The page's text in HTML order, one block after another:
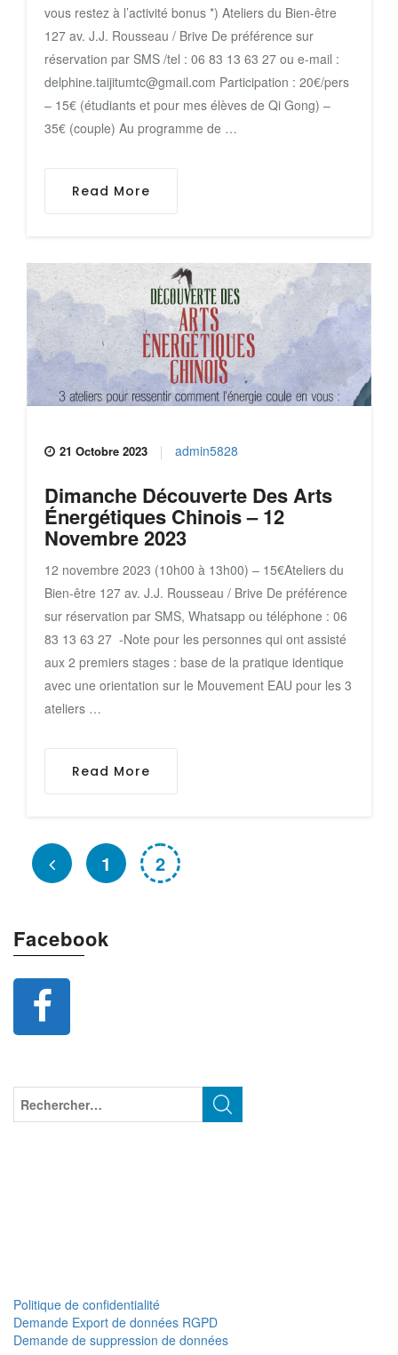
vous restez à l’activité bonus *) Ateliers du Bien-être
127 av. J.J. Rousseau / Brive De préférence sur
réservation par SMS /tel : 06 83 13 63 27 ou e-mail :
delphine.taijitumtc@gmail.com Participation : 20€/pers
– 15€ (étudiants et pour mes élèves de Qi Gong) –
35€ (couple) Au programme de …
Read More
21 Octobre 2023 admin5828
Dimanche Découverte Des Arts
Énergétiques Chinois – 12
Novembre 2023
12 novembre 2023 (10h00 à 13h00) – 15€Ateliers du
Bien-être 127 av. J.J. Rousseau / Brive De préférence
sur réservation par SMS, Whatsapp ou téléphone : 06
83 13 63 27 -Note pour les personnes qui ont assisté
aux 2 premiers stages : base de la pratique identique
avec une orientation sur le Mouvement EAU pour les 3
ateliers …
Read More
1 2
Facebook
Politique de confidentialité
Demande Export de données RGPD
Demande de suppression de données